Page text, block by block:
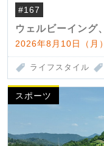
#167
ウェルビーイング
2026年8月10日（月
ライフスタイル
スポーツ